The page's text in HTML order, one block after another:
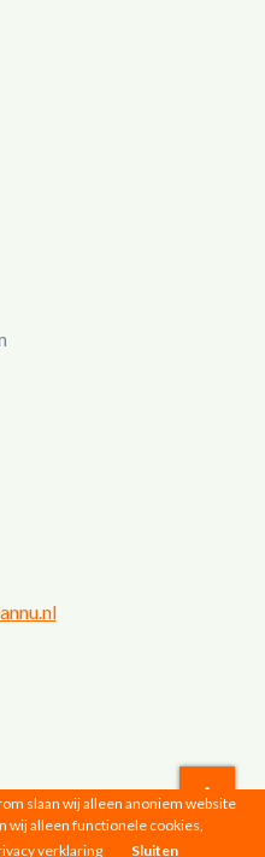
|Privacyverklaring
slaan wij alleen anoniem website
wij alleen functionele cookies,
verklaring Sluiten